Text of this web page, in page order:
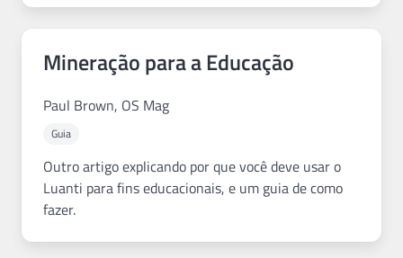
Mineração para a Educação
Paul Brown, OS Mag
Guia
Outro artigo explicando por que você deve usar o
Luanti para fins educacionais, e um guia de como
fazer.